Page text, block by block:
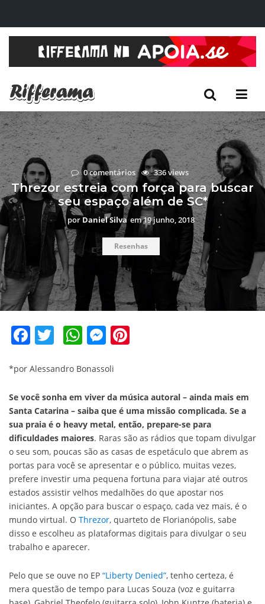
0 comentários 336 views
Threzor estreia com força para buscar
seu espaço além de SC*
porDaniel Silva em19 junho, 2018
Resenhas
Facebook
Twitter
WhatsApp
Messenger
*por Alessandro Bonassoli
Se você sonha em viver da música autoral – ainda mais em
Santa Catarina – saiba que é uma missão complicada. Se a
sua praia é o heavy metal, então, prepare-se para
dificuldades maiores. Raras são as rádios que topam divulgar
o seu som, poucas são as casas de espetáculo que abrem as
portas para você se apresentar e o público, muitas vezes,
prefere investir uma pequena fortuna para viajar até outros
estados assistir velhos medalhões do que apostar nos
iniciantes. A opção para buscar o espaço, cada vez mais, é o
mundo virtual. O Threzor, quarteto de Florianópolis, sabe
disso e escolheu as plataformas digitais para divulgar o seu
trabalho e aparecer.
Pelo que se ouve no EP “Liberty Denied”, tenho certeza, é
mera questão de tempo para Lucas Souza (voz e guitarra